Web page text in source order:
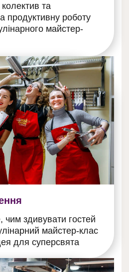
та
продуктивну роботу
майстер-
здивувати гостей
майстер-клас
для суперсвята